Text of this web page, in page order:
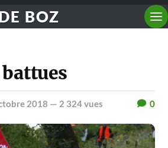
BOZ
battues
2018 — 2 324 vues 0